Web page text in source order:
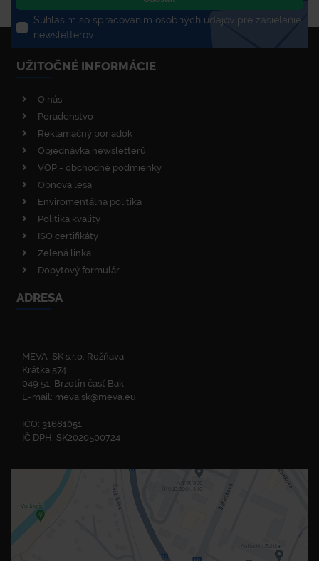
Súhlasím so spracovaním osobných údajov pre zasielanie
newsletterov
UŽITOČNÉ INFORMÁCIE
O nás
Poradenstvo
Reklamačný poriadok
Objednávka newsletterů
VOP - obchodné podmienky
Obnova lesa
Enviromentálna politika
Politika kvality
ISO certifikáty
Zelená linka
Dopytový formulár
ADRESA
MEVA-SK s.r.o. Rožňava
Krátka 574
049 51, Brzotín časť Bak
E-mail: meva.sk@meva.eu
IČO: 31681051
IČ DPH: SK2020500724